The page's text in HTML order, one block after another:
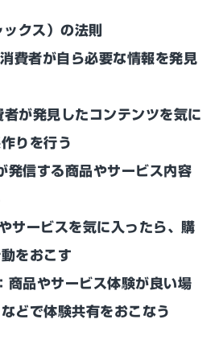
クス）の法則
者が自ら必要な情報を発見
が発見したコンテンツを気に
りを行う
信する商品やサービス内容
ービスを気に入ったら、購
をおこす
やサービス体験が良い場
どで体験共有をおこなう